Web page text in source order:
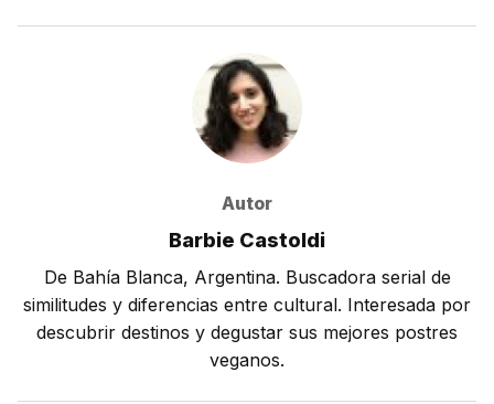
Autor
Barbie Castoldi
De Bahía Blanca, Argentina. Buscadora serial de
similitudes y diferencias entre cultural. Interesada por
descubrir destinos y degustar sus mejores postres
veganos.